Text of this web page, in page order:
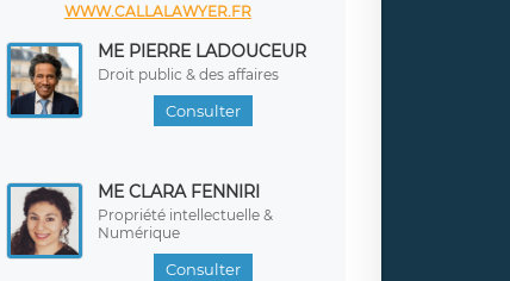
WWW.CALLALAWYER.FR
ME PIERRE LADOUCEUR
Droit public & des affaires
Consulter
ME CLARA FENNIRI
Propriété intellectuelle &
Numérique
Consulter